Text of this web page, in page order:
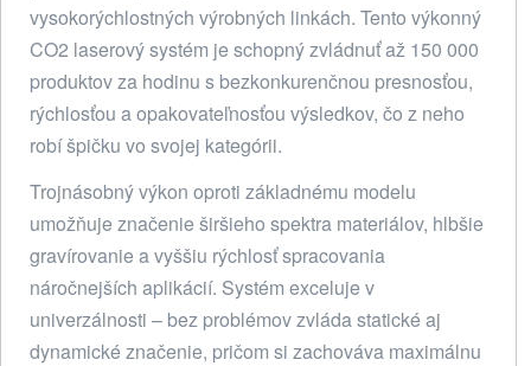
vysokorýchlostných výrobných linkách. Tento výkonný
CO2 laserový systém je schopný zvládnuť až 150 000
produktov za hodinu s bezkonkurenčnou presnosťou,
rýchlosťou a opakovateľnosťou výsledkov, čo z neho
robí špičku vo svojej kategórii.
Trojnásobný výkon oproti základnému modelu
umožňuje značenie širšieho spektra materiálov, hlbšie
gravírovanie a vyššiu rýchlosť spracovania
náročnejších aplikácií. Systém exceluje v
univerzálnosti – bez problémov zvláda statické aj
dynamické značenie, pričom si zachováva maximálnu